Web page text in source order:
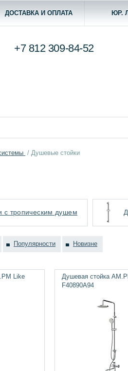
ДОСТАВКА И ОПЛАТА ЮР.
+7 812 309-84-52
/ Душевые стойки
с тропическим душем
Популярности Новизне
Like
Душевая стойка
F40890A94